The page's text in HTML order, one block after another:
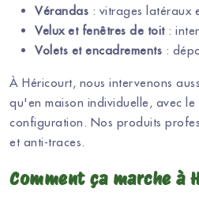
Vérandas : vitrages latéraux
Velux et fenêtres de toit:
Volets et encadrements :
À Héricourt, nous intervenons
qu'en maison individuelle, avec
configuration. Nos produits
et anti-traces.
Comment ça marche à